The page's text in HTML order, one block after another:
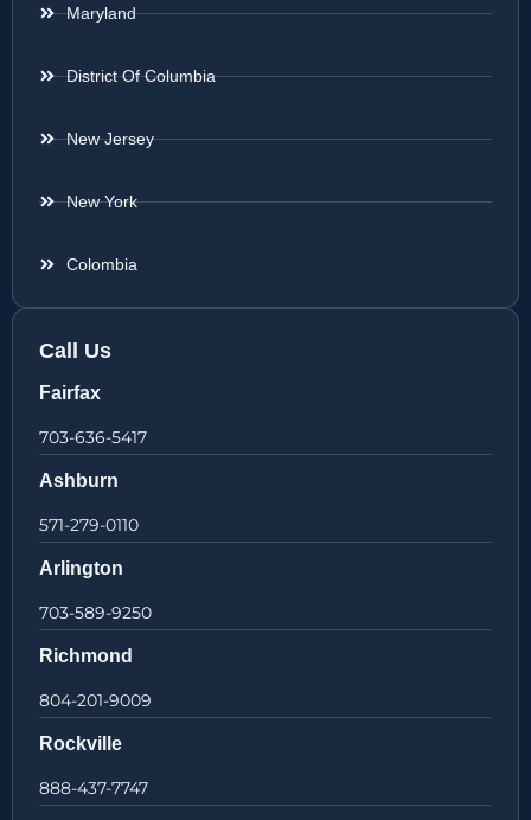
Maryland
District Of Columbia
New Jersey
New York
Colombia
Call Us
Fairfax
703-636-5417
Ashburn
571-279-0110
Arlington
703-589-9250
Richmond
804-201-9009
Rockville
888-437-7747